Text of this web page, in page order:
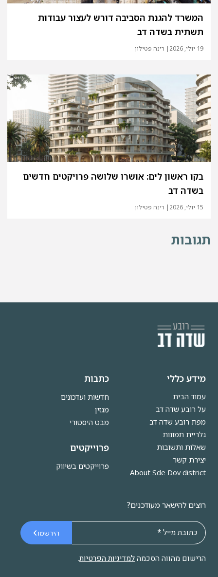
המשרד להגנת הסביבה דורש לעצור עבודות
תשתית בשדה דב
19 יולי, 2026 | רינה פטילון
בקו ראשון לים: אושרו שלושה פרויקטים חדשים
בשדה דב
15 יולי, 2026 | רינה פטילון
תגובות
מידע כללי
עמוד הבית
על רובע שדה דב
מפת רובע שדה דב
גלריית תמונות
שאלות ותשובות
יצירת קשר
About Sde Dov district
כתבות
חדשות ועדכונים
מגזין
מבט היסטורי
פרוייקטים
פרוייקטים בשיווק
רוצים להישאר מעודכנים?
הירשמו
הרישום מהווה הסכמהלמדיניות הפרטיות.